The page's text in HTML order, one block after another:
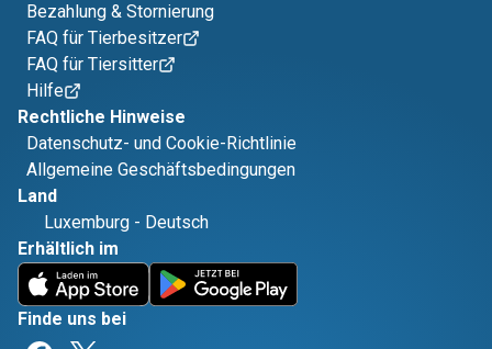
Bezahlung & Stornierung
FAQ für Tierbesitzer
FAQ für Tiersitter
Hilfe
Rechtliche Hinweise
Datenschutz- und Cookie-Richtlinie
Allgemeine Geschäftsbedingungen
Land
Luxemburg - Deutsch
Erhältlich im
Finde uns bei